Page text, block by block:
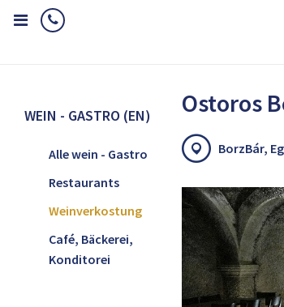
WEIN - GASTRO (EN)
Alle wein - Gastro
Restaurants
Weinverkostung
Café, Bäckerei,
Konditorei
Ostoros
BorzBár,